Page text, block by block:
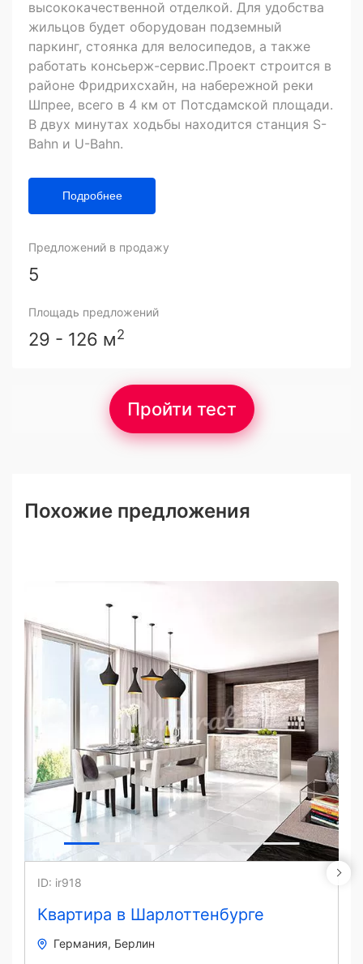
высококачественной отделкой. Для удобства
жильцов будет оборудован подземный
паркинг, стоянка для велосипедов, а также
работать консьерж-сервис.Проект строится в
районе Фридрихсхайн, на набережной реки
Шпрее, всего в 4 км от Потсдамской площади.
В двух минутах ходьбы находится станция S-
Bahn и U-Bahn.
Подробнее
Предложений в продажу
5
Площадь предложений
29 - 126 м2
Пройти тест
Похожие предложения
Квартира в Шарлоттенбурге
ID: ir918
Германия Берлин